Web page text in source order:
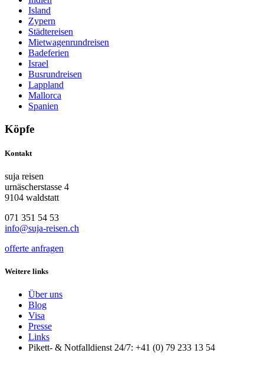
Island
Zypern
Städtereisen
Mietwagenrundreisen
Badeferien
Israel
Busrundreisen
Lappland
Mallorca
Spanien
Köpfe
Kontakt
suja reisen
urnäscherstasse 4
9104 waldstatt
071 351 54 53
info@suja-reisen.ch
offerte anfragen
Weitere links
Über uns
Blog
Visa
Presse
Links
Pikett- & Notfalldienst 24/7: +41 (0) 79 233 13 54